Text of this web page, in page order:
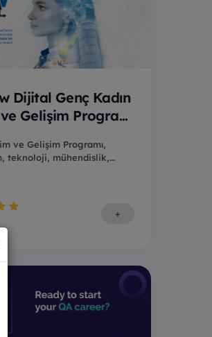
Dijital Genç Kadın
Gelişim Progra...
ve Gelişim Programı,
teknoloji, mühendislik,
+